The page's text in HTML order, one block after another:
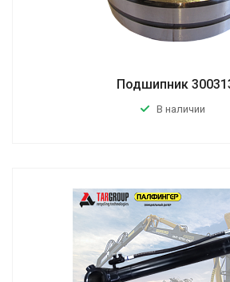
Подшипник
В наличии